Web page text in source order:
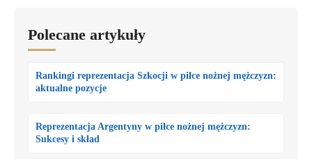
Polecane artykuły
Rankingi reprezentacja Szkocji w piłce nożnej mężczyzn:
aktualne pozycje
Reprezentacja Argentyny w piłce nożnej mężczyzn:
Sukcesy i skład